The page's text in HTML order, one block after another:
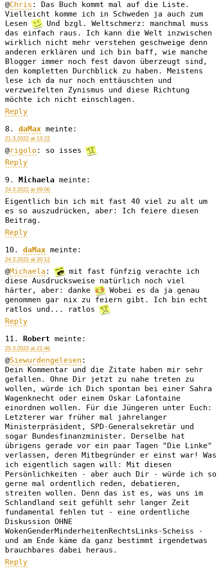
@Chris : Das Buch kommt mal auf die Liste.
Vielleicht komme ich in Schweden ja auch zum
Lesen
Und bzgl. Weltschmerz: manchmal muss
das einfach raus. Ich kann die Welt inzwischen
wirklich nicht mehr verstehen geschweige denn
anderen erklären und ich bin baff, wie manche
Blogger immer noch fest davon überzeugt sind,
den kompletten Durchblick zu haben. Meistens
lese ich da nur noch enttäuschten und
verzweifelten Zynismus und diese Richtung
möchte ich nicht einschlagen.
Reply
daMax meinte:
21.3.2022 at 13:22
@rigolo : so isses
Reply
Michaela meinte:
24.3.2022 at 09:00
Eigentlich bin ich mit fast 40 viel zu alt um
es so auszudrücken, aber: Ich feiere diesen
Beitrag.
Reply
daMax meinte:
24.3.2022 at 20:12
@Michaela :
mit fast fünfzig verachte ich
diese Ausdrucksweise natürlich noch viel
härter, aber: danke
Wobei es da ja genau
genommen gar nix zu feiern gibt. Ich bin echt
ratlos und... ratlos
Reply
Robert meinte:
25.3.2022 at 21:46
@Siewurdengelesen :
Dein Kommentar und die Zitate haben mir sehr
gefallen. Ohne Dir jetzt zu nahe treten zu
wollen, würde ich Dich spontan bei einer Sahra
Wagenknecht oder einem Oskar Lafontaine
einordnen wollen. Für die Jüngeren unter Euch:
Letzterer war früher mal jahrelanger
Ministerpräsident, SPD-Generalsekretär und
sogar Bundesfinanzminister. Derselbe hat
übrigens gerade vor ein paar Tagen "Die Linke"
verlassen, deren Mitbegründer er einst war! Was
ich eigentlich sagen will: Mit diesen
Persönlichkeiten - aber auch Dir - würde ich so
gerne mal ordentlich reden, debatieren,
streiten wollen. Denn das ist es, was uns im
Schlandland seit gefühlt sehr langer Zeit
fundamental fehlen tut - eine ordentliche
Diskussion OHNE
WokenGenderMinderheitenRechtsLinks-Scheiss -
und am Ende käme da ganz bestimmt irgendetwas
brauchbares dabei heraus.
Reply